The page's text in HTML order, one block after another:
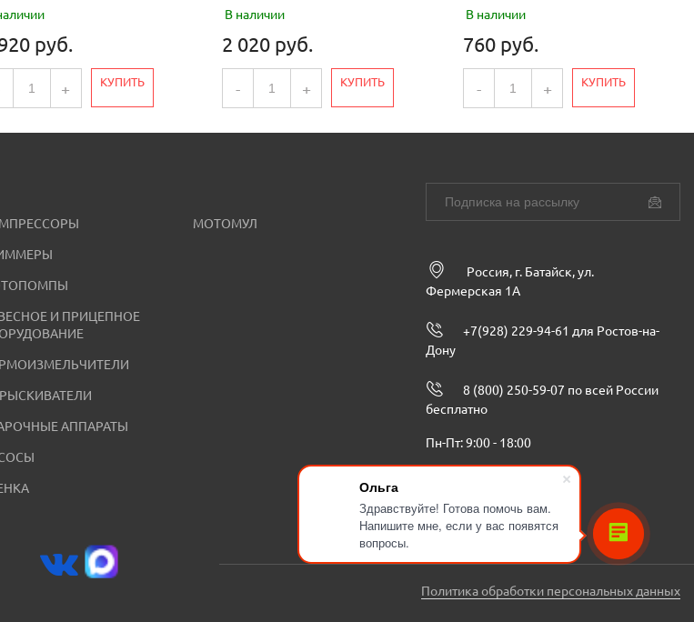
Ольга
Здравствуйте! Готова помочь вам.
Напишите мне, если у вас появятся
вопросы.
руб.
+ КУПИТЬ
В наличии
2 020 руб.
- + КУПИТЬ
В наличии
760 руб.
- + КУПИТЬ
И ПРИЦЕПНОЕ
АППАРАТЫ
МОТОМУЛ
Россия, г. Батайск, ул.
Фермерская 1А
+7(928) 229-94-61 для Ростов-на-
Дону
8 (800) 250-59-07 по всей России
бесплатно
Пн-Пт: 9:00 - 18:00
info@ugbenzoteh.ru
Политика обработки персональных данных